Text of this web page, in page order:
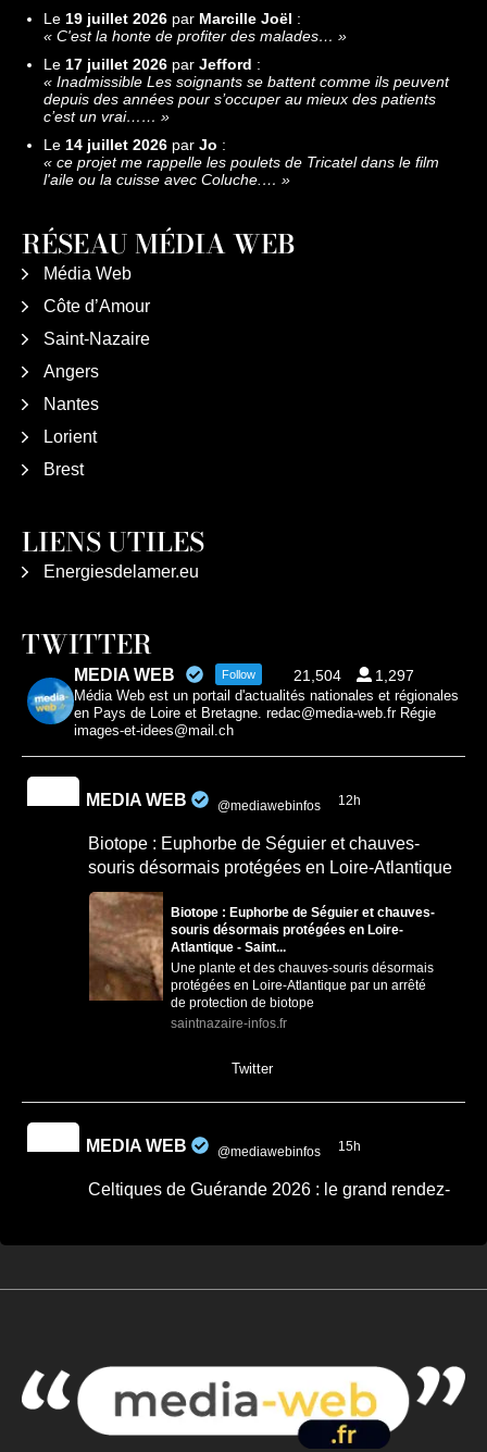
Le 19 juillet 2026 par Marcille Joël :
« C'est la honte de profiter des malades… »
Le 17 juillet 2026 par Jefford :
« Inadmissible Les soignants se battent comme ils peuvent
depuis des années pour s’occuper au mieux des patients
c’est un vrai…… »
Le 14 juillet 2026 par Jo :
« ce projet me rappelle les poulets de Tricatel dans le film
l'aile ou la cuisse avec Coluche.… »
RÉSEAU MÉDIA WEB
Média Web
Côte d’Amour
Saint-Nazaire
Angers
Nantes
Lorient
Brest
LIENS UTILES
Energiesdelamer.eu
TWITTER
MEDIA WEB Follow 21,504 1,297
Média Web est un portail d'actualités nationales et régionales
en Pays de Loire et Bretagne. redac@media-web.fr Régie
images-et-idees@mail.ch
MEDIA WEB @mediawebinfos 12h
Biotope : Euphorbe de Séguier et chauves-
souris désormais protégées en Loire-Atlantique
Biotope : Euphorbe de Séguier et chauves-
souris désormais protégées en Loire-
Atlantique - Saint...
Une plante et des chauves-souris désormais
protégées en Loire-Atlantique par un arrêté
de protection de biotope
saintnazaire-infos.fr
Twitter
MEDIA WEB @mediawebinfos 15h
Celtiques de Guérande 2026 : le grand rendez-
Côte d'Amour Infos
traditions celtiques.
cotedamour-infos.fr
0 0 Twitter